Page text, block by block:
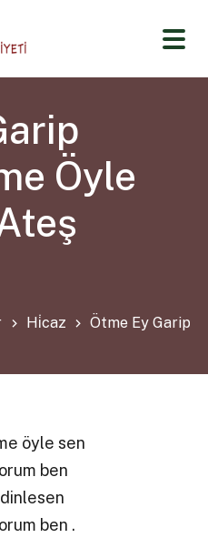
Öyle
Hi̇caz Ötme Ey Garip
öyle sen
ben
ben .